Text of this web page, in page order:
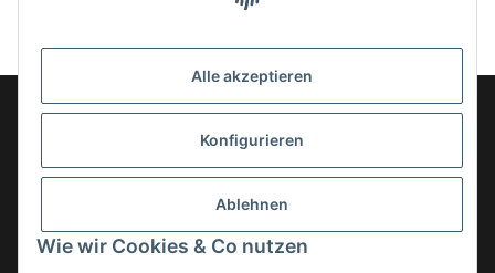
Alle akzeptieren
Konfigurieren
Ablehnen
Wie wir Cookies & Co nutzen
Gesetzliche Informationen